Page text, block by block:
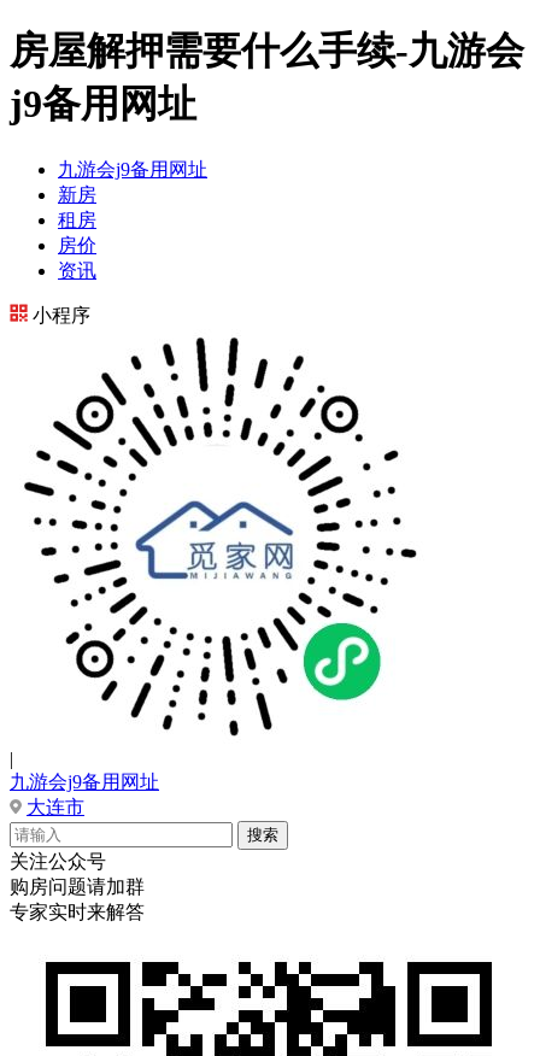
房屋解押需要什么手续-九游会
j9备用网址
九游会j9备用网址
新房
租房
房价
资讯
小程序
|
九游会j9备用网址
大连市
关注公众号
购房问题请加群
专家实时来解答